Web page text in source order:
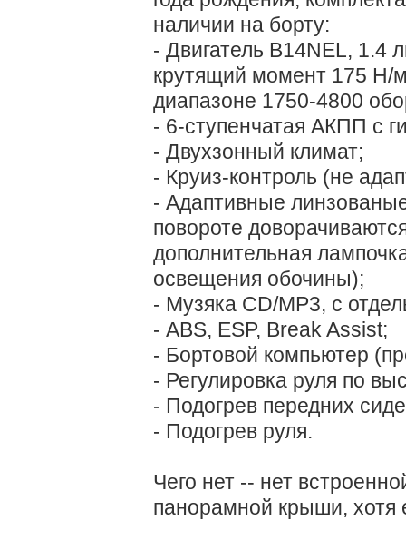
наличии на борту:
- Двигатель B14NEL, 1.4
крутящий момент 175 Н/
диапазоне 1750-4800
- 6-ступенчатая АКПП с
- Двухзонный климат;
- Круиз-контроль (не
- Адаптивные
повороте
дополнительная
освещения обочины);
- Музяка CD/MP3, с
- ABS, ESP, Break Assist;
- Бортовой компьютер
- Регулировка руля по
- Подогрев передних
- Подогрев руля.
Чего нет -- нет
панорамной крыши, хотя